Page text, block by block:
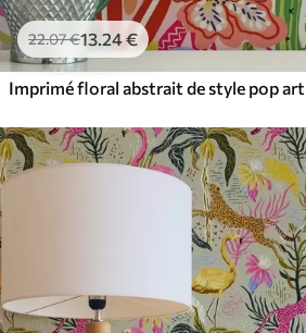
22.07€13.24€
Imprimé floral abstrait de style pop art